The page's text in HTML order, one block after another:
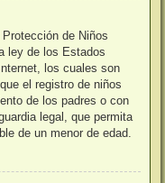
de Niños
ley de los Estados
los cuales son
el registro de niños
de los padres o con
legal, que permita
de un menor de edad.